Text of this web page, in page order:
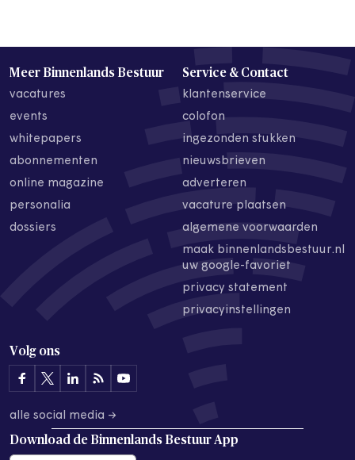
Meer Binnenlands Bestuur
vacatures
events
whitepapers
abonnementen
online magazine
personalia
dossiers
Service & Contact
klantenservice
colofon
ingezonden stukken
nieuwsbrieven
adverteren
vacature plaatsen
algemene voorwaarden
maak binnenlandsbestuur.nl
uw google-favoriet
privacy statement
privacyinstellingen
Volg ons
alle social media →
Download de Binnenlands Bestuur App